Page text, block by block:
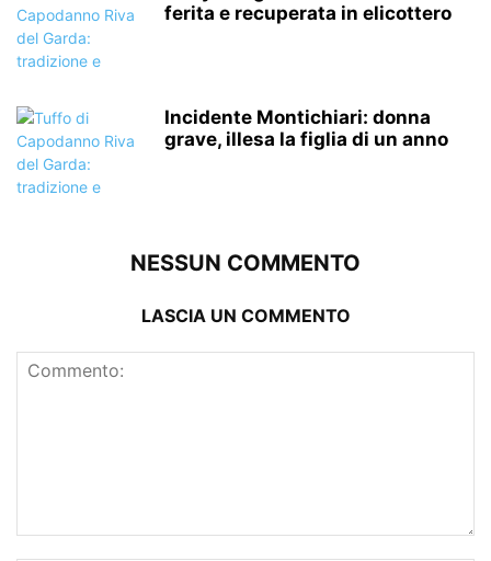
ferita e recuperata in elicottero
Incidente Montichiari: donna
grave, illesa la figlia di un anno
NESSUN COMMENTO
LASCIA UN COMMENTO